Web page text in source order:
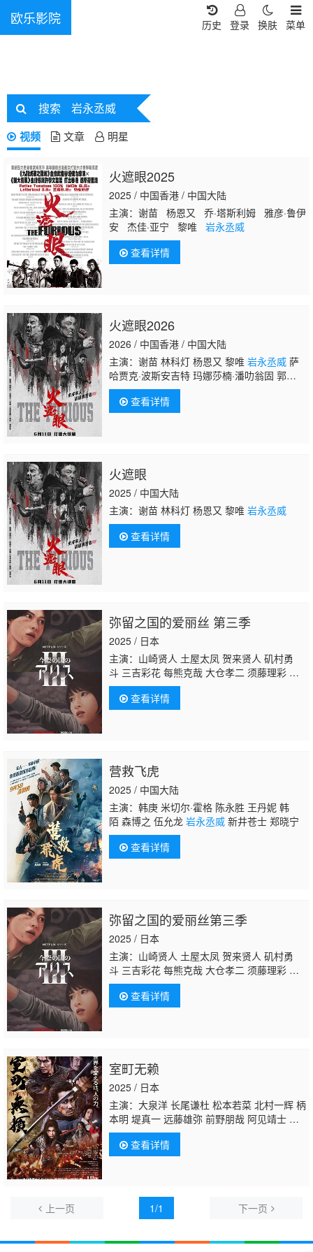
欧乐影院 菜单
换肤
登录
历史
搜索 岩永丞威
视频 文章 明星
火遮眼2025
2025 / 中国香港 / 中国大陆
主演：谢苗 杨恩又 乔·塔斯利姆 雅彦·鲁伊
安 杰佳·亚宁 黎唯 岩永丞威
查看详情
火遮眼2026
2026 / 中国香港 / 中国大陆
主演：谢苗 林科灯 杨恩又 黎唯 岩永丞威萨
哈贾克·波斯安吉特 玛娜莎楠·潘叻翁固 郭峻
卿 威奈·旺扬功 雅彦·鲁伊安 杰佳·亚宁
查看详情
火遮眼
2025 / 中国大陆
主演：谢苗 林科灯 杨恩又 黎唯 岩永丞威
查看详情
弥留之国的爱丽丝 第三季
2025 / 日本
主演：山崎贤人 土屋太凤 贺来贤人 矶村勇
斗 三吉彩花 每熊克哉 大仓孝二 须藤理彩 池
内博之 玉城蒂娜 醍醐虎汰朗 玄理 吉柳咲
良 三河悠冴岩永丞威
查看详情
营救飞虎
2025 / 中国大陆
主演：韩庚 米切尔·霍格 陈永胜 王丹妮 韩
陌 森博之 伍允龙 岩永丞威新井苍士 郑晓宁
查看详情
弥留之国的爱丽丝第三季
2025 / 日本
主演：山崎贤人 土屋太凤 贺来贤人 矶村勇
斗 三吉彩花 每熊克哉 大仓孝二 须藤理彩 池
内博之 玉城蒂娜 醍醐虎汰朗 玄理 吉柳咲
良 三河悠冴岩永丞威
查看详情
室町无赖
2025 / 日本
主演：大泉洋 长尾谦杜 松本若菜 北村一辉 柄
本明 堤真一 远藤雄弥 前野朋哉 阿见靖士 般
若 武田梨奈 水泽绅吾
平东贝 稲荷卓央 芹泽兴人 中村苍 矢岛健
一 三宅弘城
查看详情
上一页 1/1 下一页